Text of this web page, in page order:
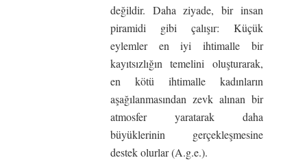
değildir. Daha ziyade, bir insan
piramidi gibi çalışır: Küçük
eylemler en iyi ihtimalle bir
kayıtsızlığın temelini oluşturarak,
en kötü ihtimalle kadınların
aşağılanmasından zevk alınan bir
atmosfer yaratarak daha
büyüklerinin gerçekleşmesine
destek olurlar (A.g.e.).